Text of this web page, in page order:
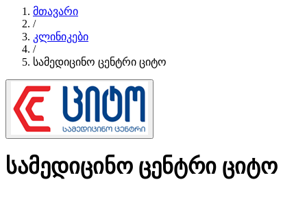
მთავარი
/
კლინიკები
/
სამედიცინო ცენტრი ციტო
სამედიცინო ცენტრი ციტო